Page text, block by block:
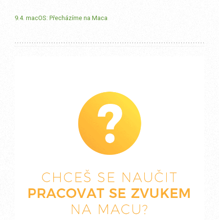
9.4. macOS: Přecházíme na Maca